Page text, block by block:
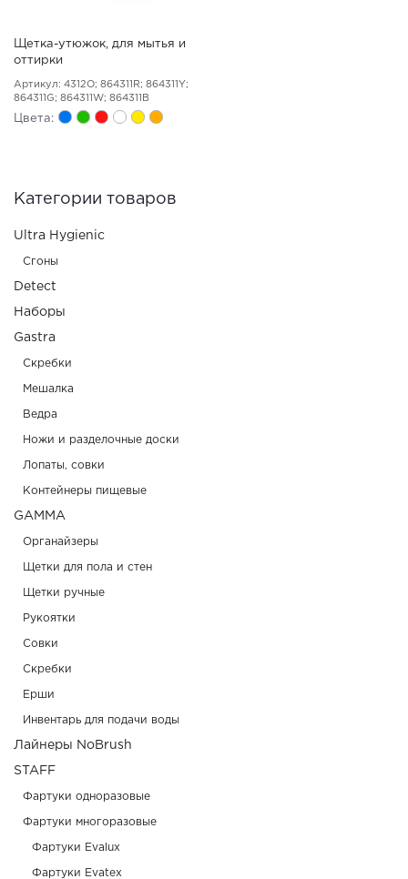
Щетка-утюжок, для мытья и
оттирки
Артикул: 4312O; 864311R; 864311Y;
864311G; 864311W; 864311B
Цвета:
Категории товаров
Ultra Hygienic
Сгоны
Detect
Наборы
Gastra
Скребки
Мешалка
Ведра
Ножи и разделочные доски
Лопаты, совки
Контейнеры пищевые
GAMMA
Органайзеры
Щетки для пола и стен
Щетки ручные
Рукоятки
Совки
Скребки
Ерши
Инвентарь для подачи воды
Лайнеры NoBrush
STAFF
Фартуки одноразовые
Фартуки многоразовые
Фартуки Evalux
Фартуки Evatex